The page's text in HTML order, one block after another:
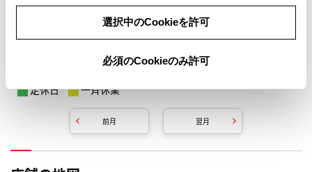
選択中のCookieを許可
必須のCookieのみ許可
定休日 一斉休業
前月 翌月